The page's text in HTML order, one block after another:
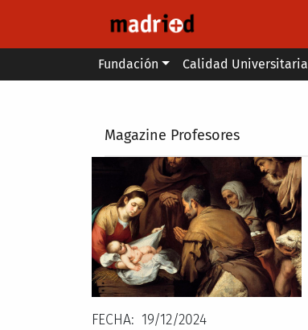
Main menu
Fundación Calidad Universitaria
Magazine Profesores
FECHA 19/12/2024